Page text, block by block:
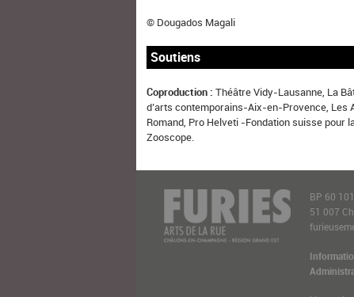
© Dougados Magali
Soutiens
Coproduction : Théâtre Vidy-Lausanne, La
d’arts contemporains-Aix-en-Provence, Les
Romand, Pro Helveti -Fondation suisse pour
Zooscope.
BP 60 101
51 007